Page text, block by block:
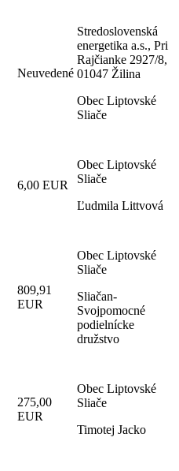
Neuvedené
Stredoslovenská
energetika a.s., Pri
Rajčianke 2927/8,
01047 Žilina
Obec Liptovské
Sliače
6,00 EUR
Obec Liptovské
Sliače
Ľudmila Littvová
809,91
EUR
Obec Liptovské
Sliače
Sliačan-
Svojpomocné
podielnícke
družstvo
275,00
EUR
Obec Liptovské
Sliače
Timotej Jacko